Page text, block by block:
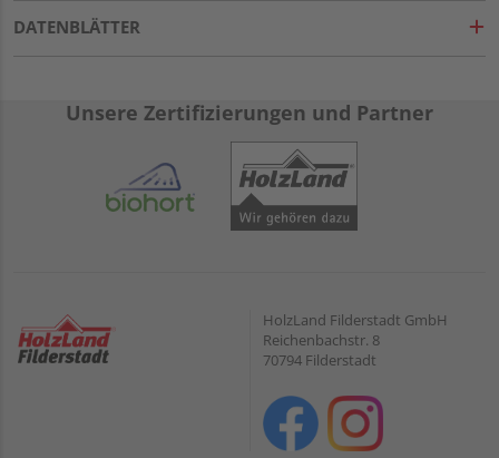
DATENBLÄTTER
Unsere Zertifizierungen und Partner
HolzLand Filderstadt GmbH
Reichenbachstr. 8
70794 Filderstadt